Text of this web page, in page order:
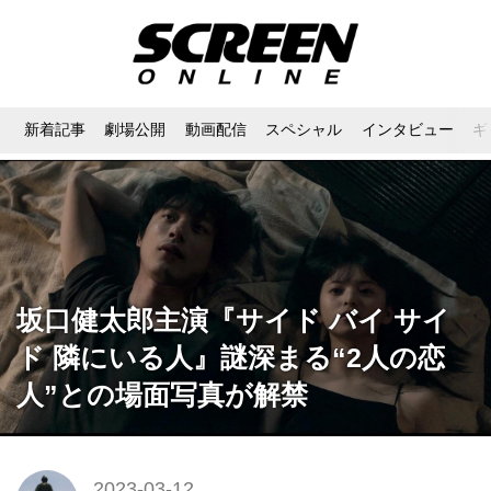
新着記事 劇場公開 動画配信 スペシャル インタビュー
坂口健太郎主演『サイド バイ サイ
ド 隣にいる人』謎深まる“2人の恋
人”との場面写真が解禁